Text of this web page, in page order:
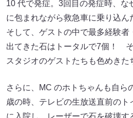
10 代で発症。3回目の発症時、な
に包まれながら救急車に乗り込ん
そして、ゲストの中で最多経験者
出てきた石はトータルで7個！
スタジオのゲストたちも色めきた
さらに、MC のホトちゃんも自ら
歳の時、テレビの生放送直前のト
に入院し、レーザーで石を破壊す